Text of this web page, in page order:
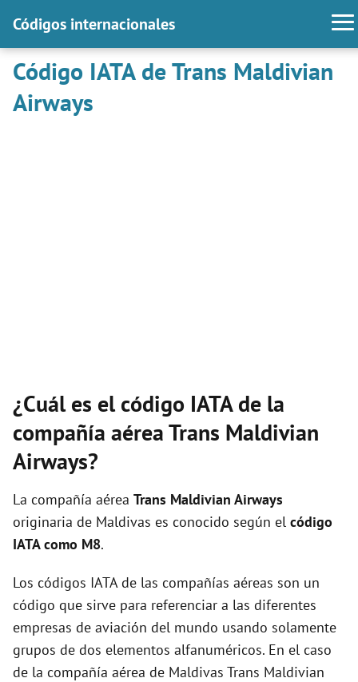
Códigos internacionales
Código IATA de Trans Maldivian
Airways
¿Cuál es el código IATA de la
compañía aérea Trans Maldivian
Airways?
La compañía aérea Trans Maldivian Airways
originaria de Maldivas es conocido según el código
IATA como M8.
Los códigos IATA de las compañías aéreas son un
código que sirve para referenciar a las diferentes
empresas de aviación del mundo usando solamente
grupos de dos elementos alfanuméricos. En el caso
de la compañía aérea de Maldivas Trans Maldivian